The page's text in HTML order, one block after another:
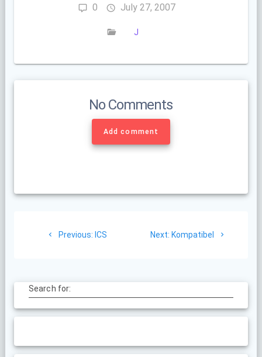
0 July 27, 2007
J
No Comments
Add comment
Previous: Previous
ICS Next: Next
Kompatibel
Search for: